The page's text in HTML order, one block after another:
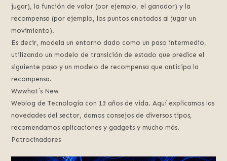
jugar), la función de valor (por ejemplo, el ganador) y la
recompensa (por ejemplo, los puntos anotados al jugar un
movimiento).
Es decir, modela un entorno dado como un paso intermedio,
utilizando un modelo de transición de estado que predice el
siguiente paso y un modelo de recompensa que anticipa la
recompensa.
Wwwhat´s New
Weblog de Tecnología con 13 años de vida. Aquí explicamos las
novedades del sector, damos consejos de diversos tipos,
recomendamos aplicaciones y gadgets y mucho más.
Patrocinadores